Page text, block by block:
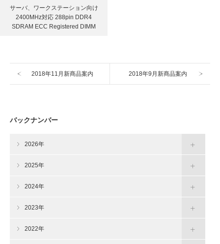
サーバ、ワークステーション向け
2400MHz対応 288pin DDR4
SDRAM ECC Registered DIMM
2018年11月新商品案内 2018年9月新商品案内
バックナンバー
2026年
2025年
2024年
2023年
2022年